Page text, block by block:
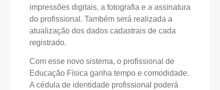
impressões digitais, a fotografia e a assinatura
do profissional. Também será realizada a
atualização dos dados cadastrais de cada
registrado.
Com esse novo sistema, o profissional de
Educação Física ganha tempo e comodidade.
A cédula de identidade profissional poderá